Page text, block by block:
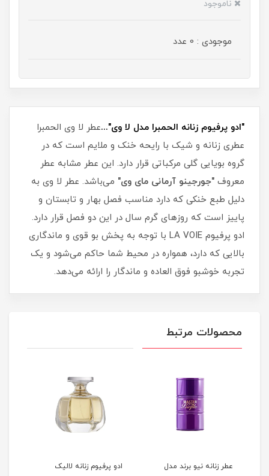
ناموجود
موجودی : 0 عدد
"ادو پرفیوم زنانه الحمبرا مدل لا وی"...عطر لا وی الحمبرا
عطری زنانه و شیک با رایحه خنک و ملایم است که در
گروه بویایی گلی مرکباتی قرار دارد. این عطر مشابه عطر
معروف "جورجینو آرمانی مای وی" می‌باشد. عطر لا وی به
دلیل طبع خنکی که دارد مناسب فصل بهار و تابستان و
پاییز است که روزهای گرم سال در این دو فصل قرار دارد.
ادو پرفیوم LA VOIE با توجه به پخش بو قوی و ماندگاری
بالایی که دارد، همواره در محیط شما حاکم می‌شود و یک
تجربه خوشبو فوق العاده و ماندگار را ارائه می‌دهد.
محصولات مرتبط
عطر زنانه نیو برند مدل
ادو پرفیوم زنانه لالیک